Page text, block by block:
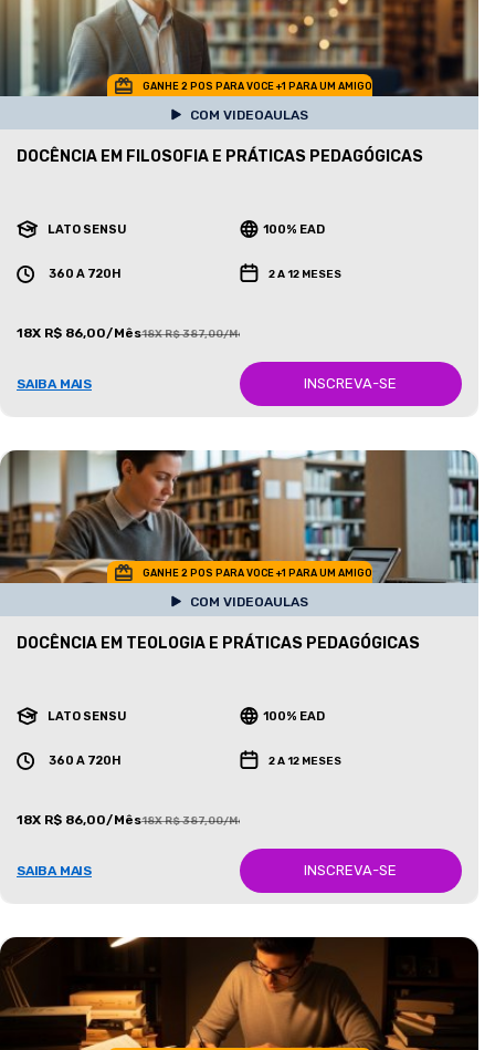
GANHE 2 POS PARA VOCE +1 PARA UM AMIGO
COM VIDEOAULAS
DOCÊNCIA EM FILOSOFIA E PRÁTICAS PEDAGÓGICAS
LATO SENSU 100% EAD
360 A 720H 2 A 12 MESES
18X R$ 86,00/Mês18X R$ 387,00/Mês
SAIBA MAIS INSCREVA-SE
GANHE 2 POS PARA VOCE +1 PARA UM AMIGO
COM VIDEOAULAS
DOCÊNCIA EM TEOLOGIA E PRÁTICAS PEDAGÓGICAS
LATO SENSU 100% EAD
360 A 720H 2 A 12 MESES
18X R$ 86,00/Mês18X R$ 387,00/Mês
SAIBA MAIS INSCREVA-SE